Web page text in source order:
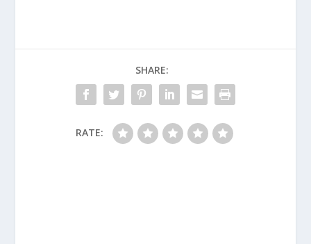
SHARE:
RATE: